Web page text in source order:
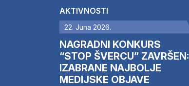
AKTIVNOSTI
22. Juna 2026.
NAGRADNI KONKURS
“STOP ŠVERCU” ZAVRŠEN:
IZABRANE NAJBOLJE
MEDIJSKE OBJAVE